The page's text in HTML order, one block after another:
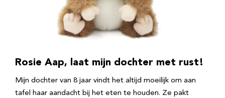
Rosie Aap, laat mijn dochter met rust!
Mijn dochter van 8 jaar vindt het altijd moeilijk om aan
tafel haar aandacht bij het eten te houden. Ze pakt